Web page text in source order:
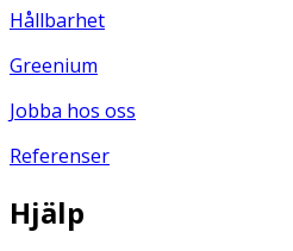
Hållbarhet
Greenium
Jobba hos oss
Referenser
Hjälp